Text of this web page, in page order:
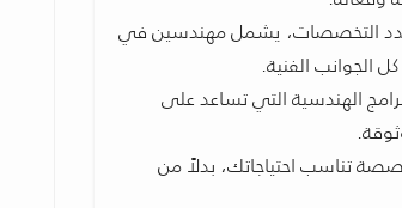
التخصصات، يشمل مهندسين في
الجوانب الفنية.
الهندسية التي تساعد على
تناسب احتياجاتك، بدلاً من